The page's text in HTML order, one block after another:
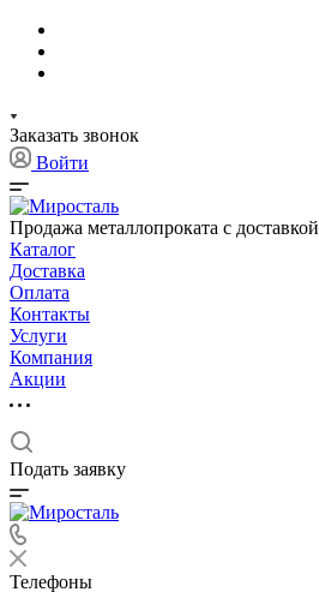
Заказать звонок
Войти
Продажа металлопроката с доставкой
Каталог
Доставка
Оплата
Контакты
Услуги
Компания
Акции
Подать заявку
Телефоны